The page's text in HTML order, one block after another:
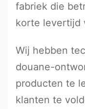
fabriek die
korte levertijd
Wij hebben
douane-
producten te
klanten te